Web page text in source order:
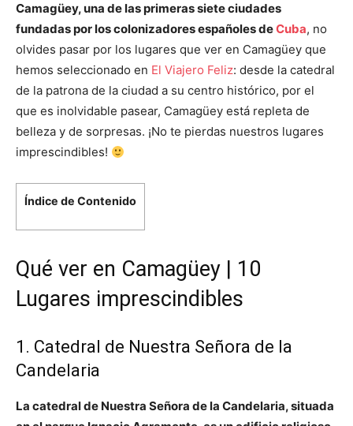
Camagüey, una de las primeras siete ciudades
fundadas por los colonizadores españoles deCuba, no
olvides pasar por los lugares que ver en Camagüey que
hemos seleccionado en El Viajero Feliz: desde la catedral
de la patrona de la ciudad a su centro histórico, por el
que es inolvidable pasear, Camagüey está repleta de
belleza y de sorpresas. ¡No te pierdas nuestros lugares
imprescindibles!
Índice de Contenido
Qué ver en Camagüey | 10
Lugares imprescindibles
1. Catedral de Nuestra Señora de la
Candelaria
La catedral de Nuestra Señora de la Candelaria, situada